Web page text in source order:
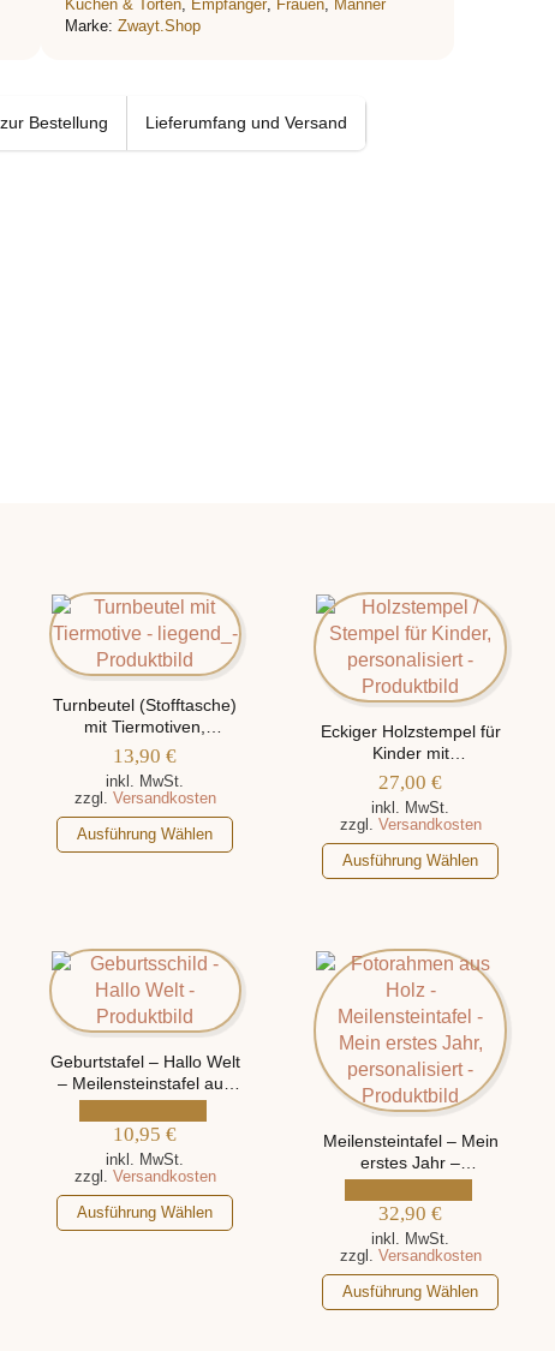
Kuchen & Torten Empfänger Frauen Männer
Marke:Zwayt.Shop
Bestellung Lieferumfang und Versand
Turnbeutel (Stofftasche)
mit Tiermotiven,
personalisiert mit Namen
13,90€
inkl. MwSt.
zzgl. Versandkosten
Ausführung Wählen
Dieses
Produkt
auf.
Optionen
können
auf
der
Produktseite
gewählt
werden
Eckiger Holzstempel für
Kinder mit
unterschiedlichen
Motiven, personalisiert
mit Name
27,00€
inkl. MwSt.
zzgl. Versandkosten
Ausführung Wählen
Dieses
Produkt
Varianten
auf.
Die
Optionen
können
auf
Produktseite
gewählt
werden
Geburtstafel – Hallo Welt
– Meilensteinstafel aus
Holz, personalisiert mit
Namen und
Geburtsdaten
10,95€
inkl. MwSt.
zzgl. Versandkosten
Ausführung Wählen
Dieses
Produkt
Meilensteintafel – Mein
erstes Jahr –
Fotorahmen aus Holz,
personalisiert mit Namen
und Geburtsdaten
32,90€
inkl. MwSt.
zzgl. Versandkosten
Ausführung Wählen
Dieses
Produkt